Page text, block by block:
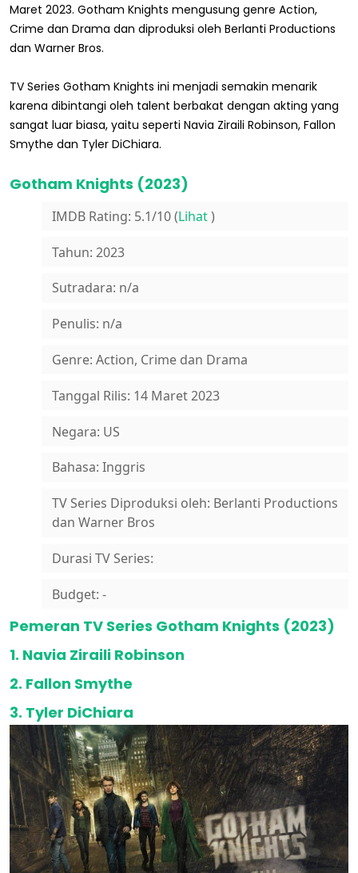
Maret 2023. Gotham Knights mengusung genre Action,
Crime dan Drama dan diproduksi oleh Berlanti Productions
dan Warner Bros.
TV Series Gotham Knights ini menjadi semakin menarik
karena dibintangi oleh talent berbakat dengan akting yang
sangat luar biasa, yaitu seperti Navia Ziraili Robinson, Fallon
Smythe dan Tyler DiChiara.
Gotham Knights (2023)
IMDB Rating: 5.1/10 (Lihat)
Tahun: 2023
Sutradara: n/a
Penulis: n/a
Genre: Action, Crime dan Drama
Tanggal Rilis: 14 Maret 2023
Negara: US
Bahasa: Inggris
TV Series Diproduksi oleh: Berlanti Productions
dan Warner Bros
Durasi TV Series:
Budget: -
Pemeran TV Series Gotham Knights (2023)
1. Navia Ziraili Robinson
2. Fallon Smythe
3. Tyler DiChiara